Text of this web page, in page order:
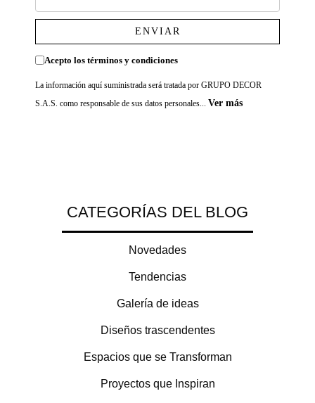
ENVIAR
Acepto los términos y condiciones
La información aquí suministrada será tratada por GRUPO DECOR
S.A.S. como responsable de sus datos personales... Ver más
CATEGORÍAS DEL BLOG
Novedades
Tendencias
Galería de ideas
Diseños trascendentes
Espacios que se Transforman
Proyectos que Inspiran